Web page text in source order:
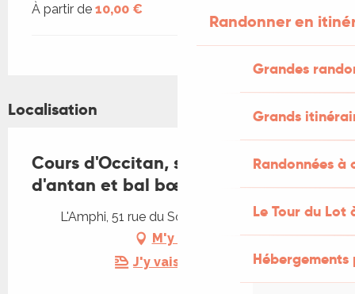
Randonner en
Grandes
Grands
Randonnées
Le Tour du Lot
À partir de 10,00 €
Localisation
Cours d'Occitan, soirée conte
d'antan et bal bœuf à l'Amphi !
L'Amphi, 51 rue du Sol, 46230 Lalbenque
M'y rendre
J'y vais en train !